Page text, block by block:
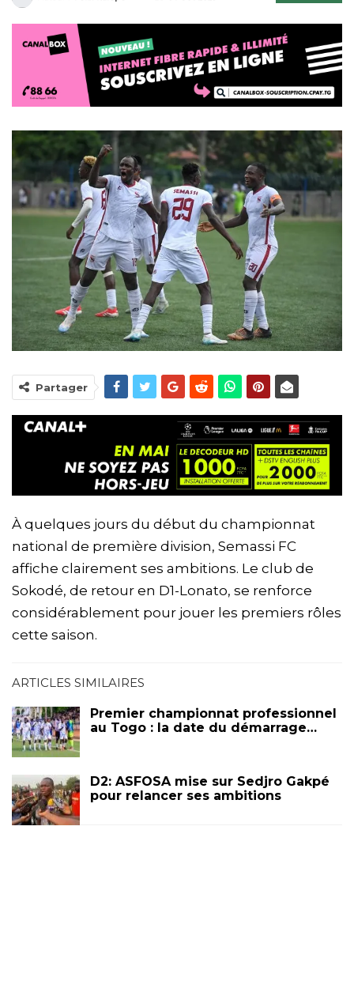
Partager
À quelques jours du début du championnat
national de première division, Semassi FC
affiche clairement ses ambitions. Le club de
Sokodé, de retour en D1-Lonato, se renforce
considérablement pour jouer les premiers rôles
cette saison.
ARTICLES SIMILAIRES
Premier championnat professionnel
au Togo : la date du démarrage…
D2: ASFOSA mise sur Sedjro Gakpé
pour relancer ses ambitions